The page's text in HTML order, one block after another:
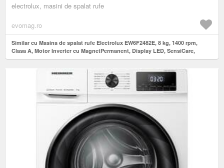
electrolux, masini de spalat rufe
evomag.ro
Similar cu Masina de spalat rufe Electrolux EW6F2482E, 8 kg, 1400 rpm,
Clasa A, Motor Inverter cu MagnetPermanent, Display LED, SensiCare,
TimeManager (Alb)